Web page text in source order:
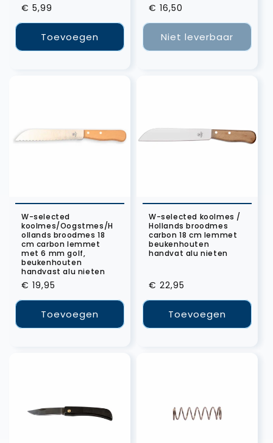
Normale
prijs
€ 5,99
Toevoegen
Normale
prijs
€ 16,50
Niet leverbaar
W-selected
koolmes/Oogstmes/H
ollands broodmes 18
cm carbon lemmet
met 6 mm golf,
beukenhouten
handvast alu nieten
Normale
prijs
€ 19,95
Toevoegen
W-selected koolmes /
Hollands broodmes
carbon 18 cm lemmet
beukenhouten
handvat alu nieten
Normale
prijs
€ 22,95
Toevoegen